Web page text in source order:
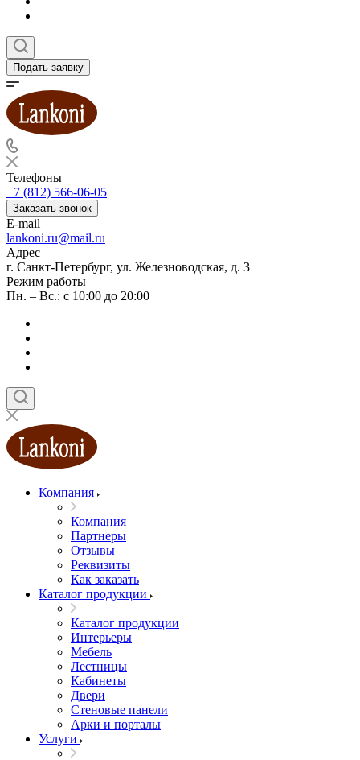
Подать заявку
Телефоны
+7 (812) 566-06-05
Заказать звонок
E-mail
lankoni.ru@mail.ru
Адрес
г. Санкт-Петербург, ул. Железноводская, д. 3
Режим работы
Пн. – Вс.: с 10:00 до 20:00
Компания
Компания
Партнеры
Отзывы
Реквизиты
Как заказать
Каталог продукции
Каталог продукции
Интерьеры
Мебель
Лестницы
Кабинеты
Двери
Стеновые панели
Арки и порталы
Услуги